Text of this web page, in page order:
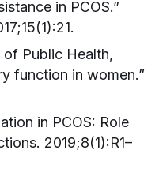
in PCOS.”
of Public Health,
function in women.”
in PCOS: Role
2019;8(1):R1–